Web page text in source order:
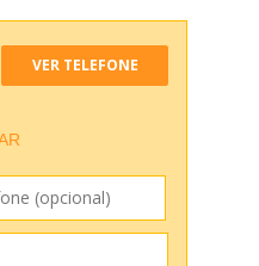
VER TELEFONE